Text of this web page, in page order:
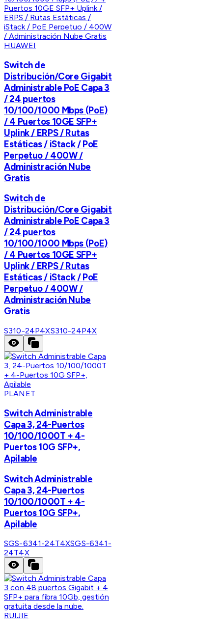
HUAWEI
Switch de
Distribución/Core Gigabit
Administrable PoE Capa 3
/ 24 puertos
10/100/1000 Mbps (PoE)
/ 4 Puertos 10GE SFP+
Uplink / ERPS / Rutas
Estáticas / iStack / PoE
Perpetuo / 400W /
Administración Nube
Gratis
Switch de
Distribución/Core Gigabit
Administrable PoE Capa 3
/ 24 puertos
10/100/1000 Mbps (PoE)
/ 4 Puertos 10GE SFP+
Uplink / ERPS / Rutas
Estáticas / iStack / PoE
Perpetuo / 400W /
Administración Nube
Gratis
S310-24P4XS310-24P4X
PLANET
Switch Administrable
Capa 3, 24-Puertos
10/100/1000T + 4-
Puertos 10G SFP+,
Apilable
Switch Administrable
Capa 3, 24-Puertos
10/100/1000T + 4-
Puertos 10G SFP+,
Apilable
SGS-6341-24T4XSGS-6341-
24T4X
RUIJIE